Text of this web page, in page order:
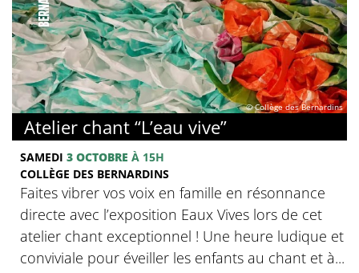
© Collège des Bernardins
Atelier chant “L’eau vive”
SAMEDI 3 OCTOBRE À 15H
COLLÈGE DES BERNARDINS
Faites vibrer vos voix en famille en résonnance
directe avec l’exposition Eaux Vives lors de cet
atelier chant exceptionnel ! Une heure ludique et
conviviale pour éveiller les enfants au chant et à...